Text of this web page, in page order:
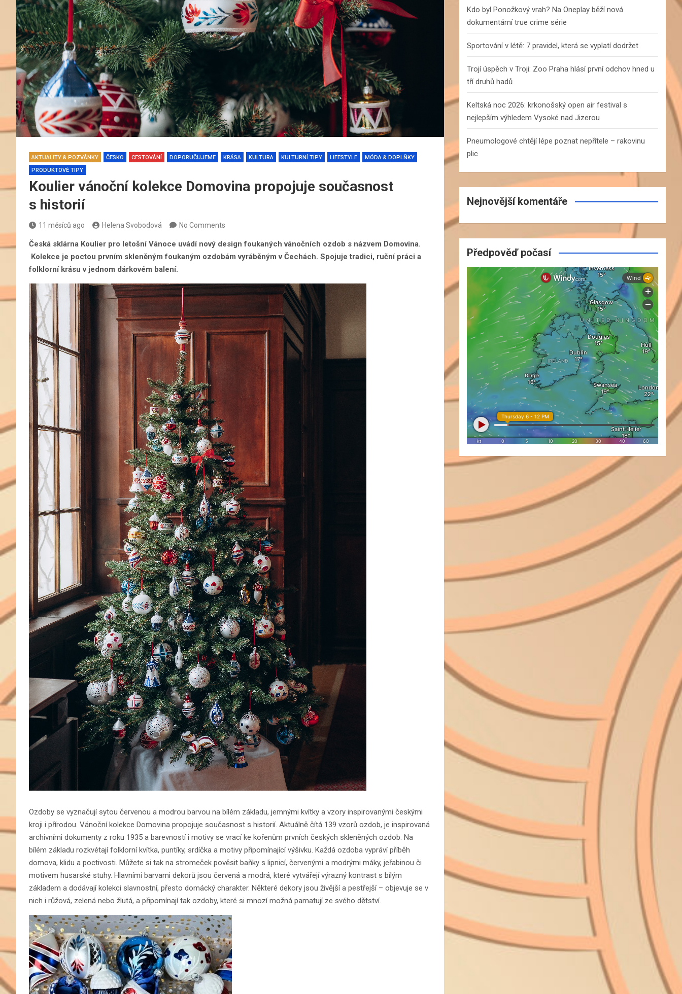
AKTUALITY & POZVÁNKY ČESKO CESTOVÁNÍ DOPORUČUJEME KRÁSA KULTURA KULTURNÍ TIPY LIFESTYLE
MÓDA & DOPLŇKY
PRODUKTOVÉ TIPY
Koulier vánoční kolekce Domovina propojuje současnost
s historií
11 měsíců ago Helena Svobodová No Comments
Česká sklárna Koulier pro letošní Vánoce uvádí nový design foukaných vánočních ozdob s názvem Domovina.
Kolekce je poctou prvním skleněným foukaným ozdobám vyráběným v Čechách. Spojuje tradici, ruční práci a
folklorní krásu v jednom dárkovém balení.
Ozdoby se vyznačují sytou červenou a modrou barvou na bílém základu, jemnými kvítky a vzory inspirovanými českými
kroji i přírodou. Vánoční kolekce Domovina propojuje současnost s historií. Aktuálně čítá 139 vzorů ozdob, je inspirovaná
archivními dokumenty z roku 1935 a barevností i motivy se vrací ke kořenům prvních českých skleněných ozdob. Na
bílém základu rozkvétají folklorní kvítka, puntíky, srdíčka a motivy připomínající výšivku. Každá ozdoba vypráví příběh
domova, klidu a poctivosti. Můžete si tak na stromeček pověsit baňky s lipnicí, červenými a modrými máky, jeřabinou či
motivem husarské stuhy. Hlavními barvami dekorů jsou červená a modrá, které vytvářejí výrazný kontrast s bílým
základem a dodávají kolekci slavnostní, přesto domácký charakter. Některé dekory jsou živější a pestřejší – objevuje se v
nich i růžová, zelená nebo žlutá, a připomínají tak ozdoby, které si mnozí možná pamatují ze svého dětství.
Kdo byl Ponožkový vrah? Na Oneplay běží nová
dokumentární true crime série
Sportování v létě: 7 pravidel, která se vyplatí dodržet
Trojí úspěch v Troji: Zoo Praha hlásí první odchov hned u
tří druhů hadů
Keltská noc 2026: krkonošský open air festival s
nejlepším výhledem Vysoké nad Jizerou
Pneumologové chtějí lépe poznat nepřítele – rakovinu
plic
Nejnovější komentáře
Předpověď počasí